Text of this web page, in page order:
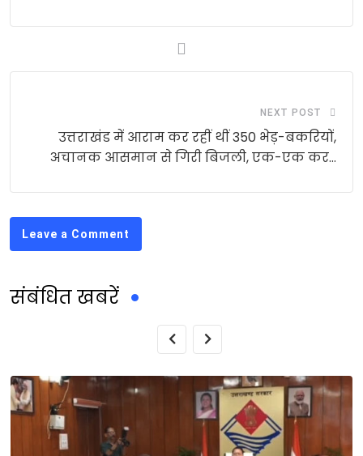
NEXT POST
उत्तराखंड में आराम कर रहीं थीं 350 भेड़-बकरियों,
अचानक आसमान से गिरी बिजली, एक-एक कर…
Leave a Comment
संबंधित खबरें